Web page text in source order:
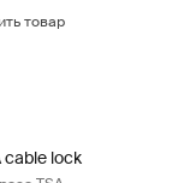
товар
cable lock Чёрный
cable lock